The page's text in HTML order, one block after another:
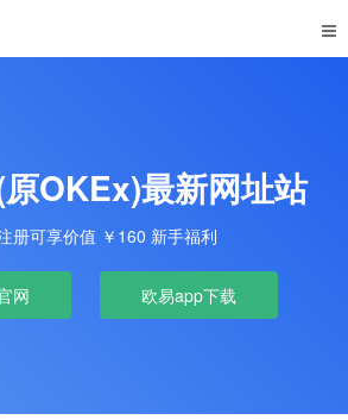
OKEx)最新网址站
册可享价值 ￥160 新手福利
网 欧易app下载